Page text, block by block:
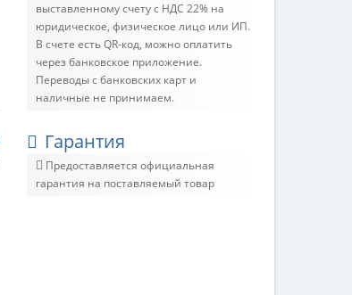
выставленному счету c НДС 22% на
юридическое, физическое лицо или ИП.
В счете есть QR-код, можно оплатить
через банковское приложение.
Переводы с банковских карт и
наличные не принимаем.
Гарантия
Предоставляется официальная
гарантия на поставляемый товар